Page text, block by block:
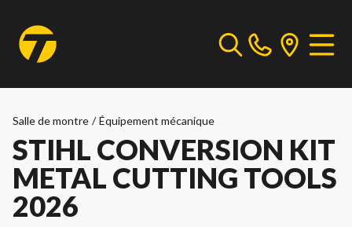
Salle de montre / Équipement mécanique
STIHL CONVERSION KIT
METAL CUTTING TOOLS
2026